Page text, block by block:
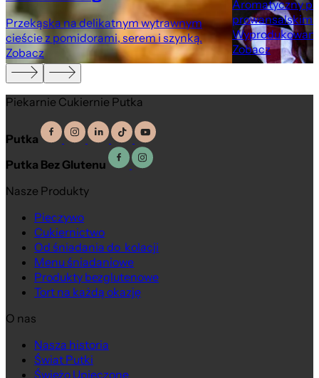
Przekąska na delikatnym wytrawnym
cieście z pomidorami, serem i szynką.
Zobacz
Aromatyczny
prowansalskimi
Zobacz
Piekarnie Cukiernie Putka
Putka
Putka Bez Glutenu
Nasze Produkty
Pieczywo
Cukiernictwo
Od śniadania do kolacji
Menu śniadaniowe
Produkty bezglutenowe
Tort na każdą okazję
O nas
Nasza historia
Świat Putki
Świeżo Upieczone